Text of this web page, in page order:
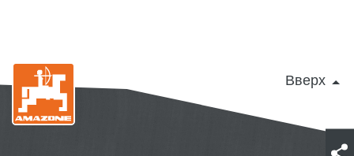
Вверх